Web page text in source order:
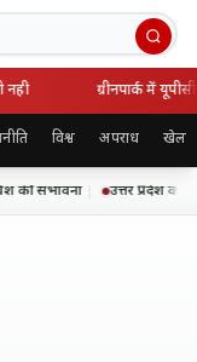
ग्रीनपार्क में
विश्व अपराध खेल
की संभावना उत्तर प्रदेश को